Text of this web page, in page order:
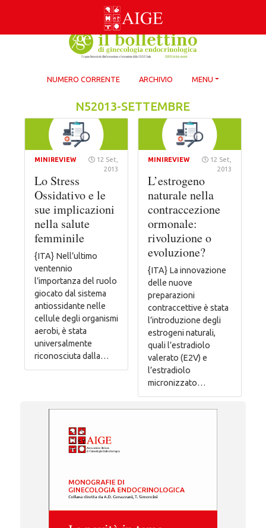
NUMERO CORRENTE ARCHIVIO MENU
N52013-SETTEMBRE
MINIREVIEW
12 Set,
2013
Lo Stress
Ossidativo e le
sue implicazioni
nella salute
femminile
{ITA} Nell’ultimo
ventennio
l’importanza del ruolo
giocato dal sistema
antiossidante nelle
cellule degli organismi
aerobi, è stata
universalmente
riconosciuta dalla…
MINIREVIEW
12 Set,
2013
L’estrogeno
naturale nella
contraccezione
ormonale:
rivoluzione o
evoluzione?
{ITA} La innovazione
delle nuove
preparazioni
contraccettive è stata
l’introduzione degli
estrogeni naturali,
quali l’estradiolo
valerato (E2V) e
l’estradiolo
micronizzato…